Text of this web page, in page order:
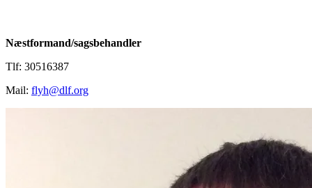
Næstformand/sagsbehandler
Tlf: 30516387
Mail: flyh@dlf.org